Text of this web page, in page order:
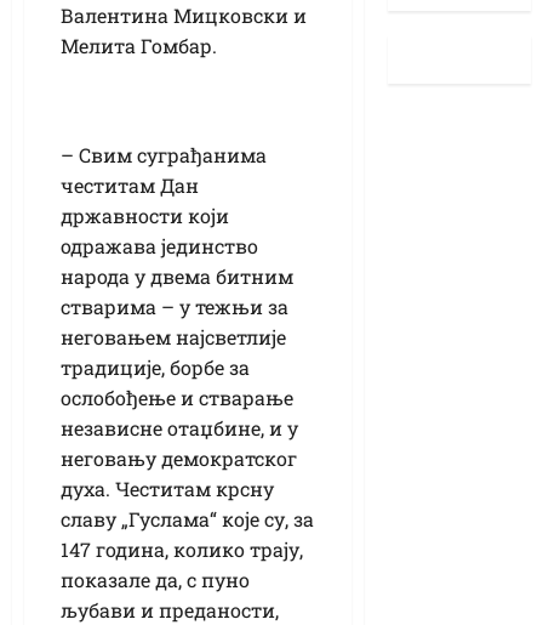
Валентина Мицковски и
Мелита Гомбар.
– Свим суграђанима
честитам Дан
државности који
одражава јединство
народа у двема битним
стварима – у тежњи за
неговањем најсветлије
традиције, борбе за
ослобођење и стварање
независне отаџбине, и у
неговању демократског
духа. Честитам крсну
славу „Гуслама“ које су, за
147 година, колико трају,
показале да, с пуно
љубави и преданости,